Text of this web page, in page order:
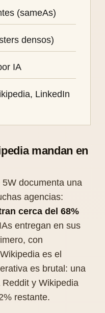
(sameAs)
densos)
IA
LinkedIn
mandan en
documenta una
agencias:
cerca del 68%
entregan en sus
con
es el
es brutal: una
y Wikipedia
restante.